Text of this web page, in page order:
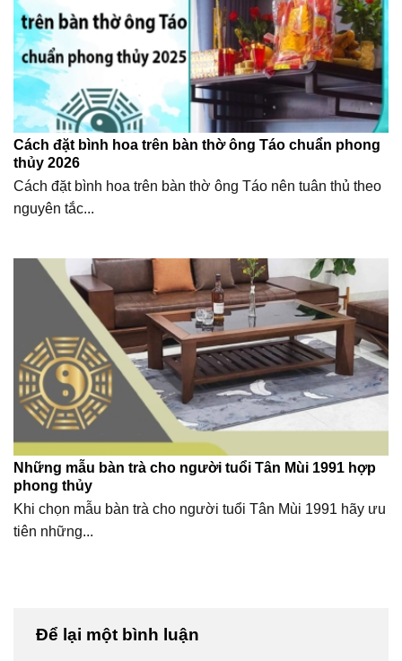
Cách đặt bình hoa trên bàn thờ ông Táo chuẩn phong
thủy 2026
Cách đặt bình hoa trên bàn thờ ông Táo nên tuân thủ theo
nguyên tắc...
Những mẫu bàn trà cho người tuổi Tân Mùi 1991 hợp
phong thủy
Khi chọn mẫu bàn trà cho người tuổi Tân Mùi 1991 hãy ưu
tiên những...
Để lại một bình luận